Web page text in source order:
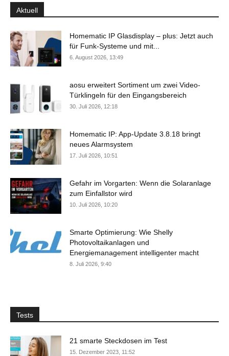
Aktuell
Homematic IP Glasdisplay – plus: Jetzt auch
für Funk-Systeme und mit...
6. August 2026, 13:49
aosu erweitert Sortiment um zwei Video-
Türklingeln für den Eingangsbereich
30. Juli 2026, 12:18
Homematic IP: App-Update 3.8.18 bringt
neues Alarmsystem
17. Juli 2026, 10:51
Gefahr im Vorgarten: Wenn die Solaranlage
zum Einfallstor wird
10. Juli 2026, 10:20
Smarte Optimierung: Wie Shelly
Photovoltaikanlagen und
Energiemanagement intelligenter macht
8. Juli 2026, 9:40
Tests
21 smarte Steckdosen im Test
15. Dezember 2023, 11:52